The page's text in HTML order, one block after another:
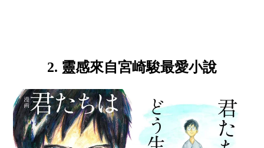
2. 靈感來自宮崎駿最愛小說